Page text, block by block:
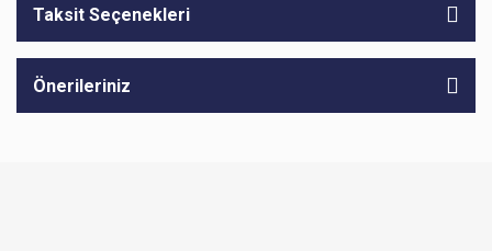
Taksit Seçenekleri
Önerileriniz